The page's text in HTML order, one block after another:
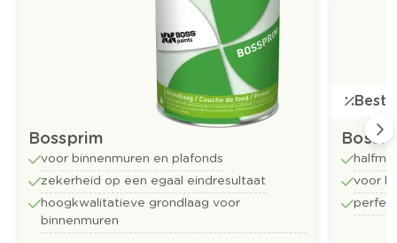
Bossprim
voor binnenmuren en plafonds
zekerheid op een egaal eindresultaat
hoogkwalitatieve grondlaag voor
binnenmuren
voor